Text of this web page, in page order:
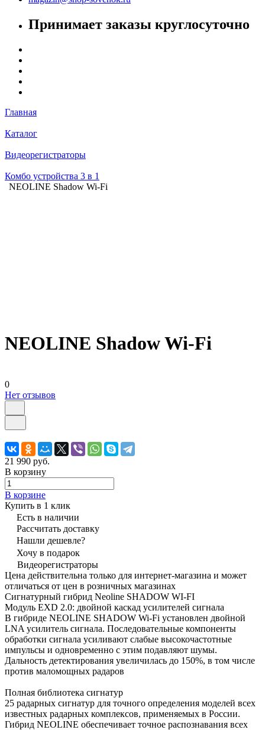
Принимает заказы круглосуточно
Главная
Каталог
Видеорегистраторы
Комбо устройства 3 в 1
NEOLINE Shadow Wi-Fi
NEOLINE Shadow Wi-Fi
0
Нет отзывов
21 990 руб.
В корзину
В корзине
Купить в 1 клик
Есть в наличии
Рассчитать доставку
Нашли дешевле?
Хочу в подарок
Видеорегистраторы
Цена действительна только для интернет-магазина и может
отличаться от цен в розничных магазинах
Сигнатурный гибрид Neoline SHADOW WI-FI
Модуль EXD 2.0: двойной каскад усилителей сигнала
В гибриде NEOLINE SHADOW Wi-Fi установлен двойной
LNA усилитель сигнала. Последовательные компоненты
обработки сигнала усиливают слабые высокочастотные
импульсы и одновременно с этим подавляют шумы.
Дальность детектирования увеличилась до 150%, в том числе
против маломощных радаров
Полная библиотека сигнатур
25 радарных сигнатур для точного определения моделей всех
известных радарных комплексов, применяемых в России.
Гибрид NEOLINE обеспечивает точное распознавания всех